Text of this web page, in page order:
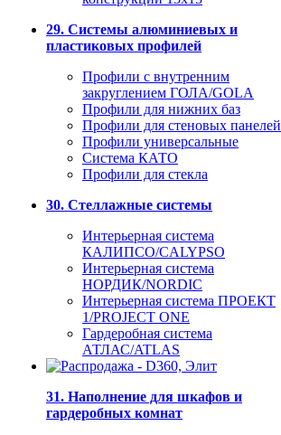
29. Системы алюминиевых и
пластиковых профилей
Профили с внутренним
закруглением ГОЛА/GOLA
Профили для нижних баз
Профили для стеновых панелей
Профили универсальные
Система КАТО
Профили для стекла
30. Стеллажные системы
Интерьерная система
КАЛИПСО/CALYPSO
Интерьерная система
НОРДИК/NORDIC
Интерьерная система ПРОЕКТ
1/PROJECT ONE
Гардеробная система
АТЛАС/ATLAS
31. Наполнение для шкафов и
гардеробных комнат